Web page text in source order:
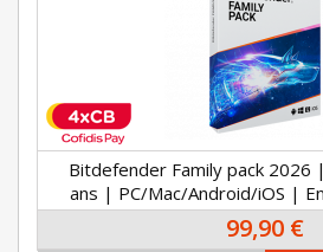
Bitdefender Family pack
ans | PC/Mac/Android/iOS |
99,90 €